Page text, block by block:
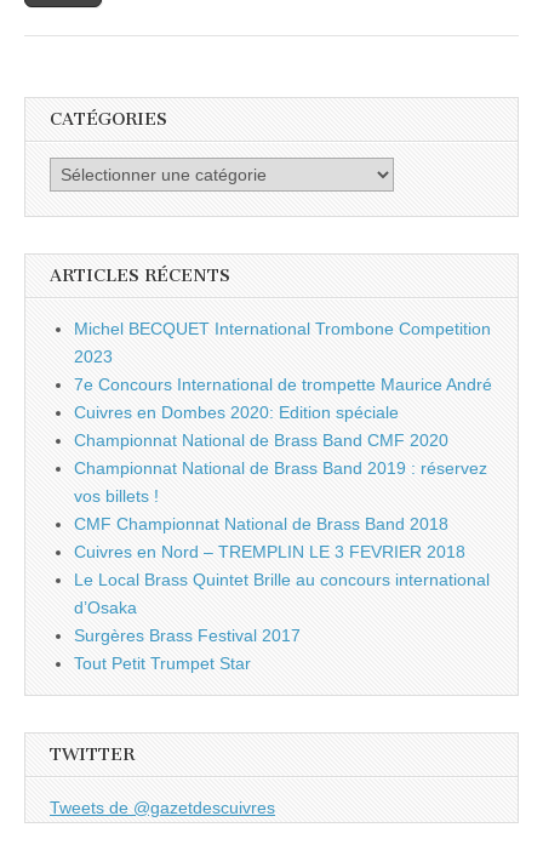
CATÉGORIES
Catégories
ARTICLES RÉCENTS
Michel BECQUET International Trombone Competition
2023
7e Concours International de trompette Maurice André
Cuivres en Dombes 2020: Edition spéciale
Championnat National de Brass Band CMF 2020
Championnat National de Brass Band 2019 : réservez
vos billets !
CMF Championnat National de Brass Band 2018
Cuivres en Nord – TREMPLIN LE 3 FEVRIER 2018
Le Local Brass Quintet Brille au concours international
d’Osaka
Surgères Brass Festival 2017
Tout Petit Trumpet Star
TWITTER
Tweets de @gazetdescuivres